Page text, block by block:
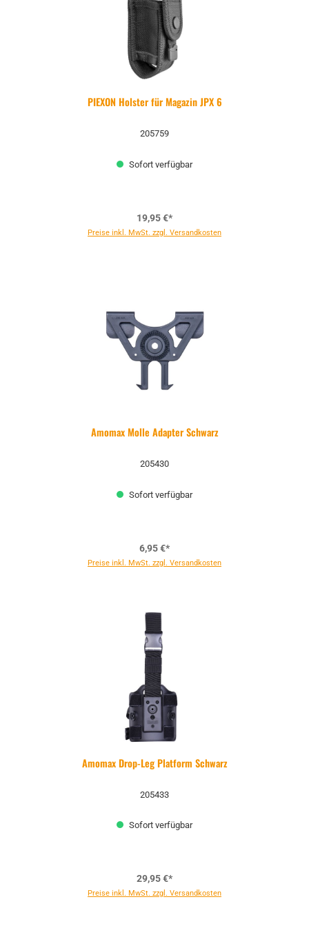
PIEXON Holster für Magazin JPX 6
205759
Sofort verfügbar
19,95 €*
Preise inkl. MwSt. zzgl. Versandkosten
Amomax Molle Adapter Schwarz
205430
Sofort verfügbar
6,95 €*
Preise inkl. MwSt. zzgl. Versandkosten
Amomax Drop-Leg Platform Schwarz
205433
Sofort verfügbar
29,95 €*
Preise inkl. MwSt. zzgl. Versandkosten